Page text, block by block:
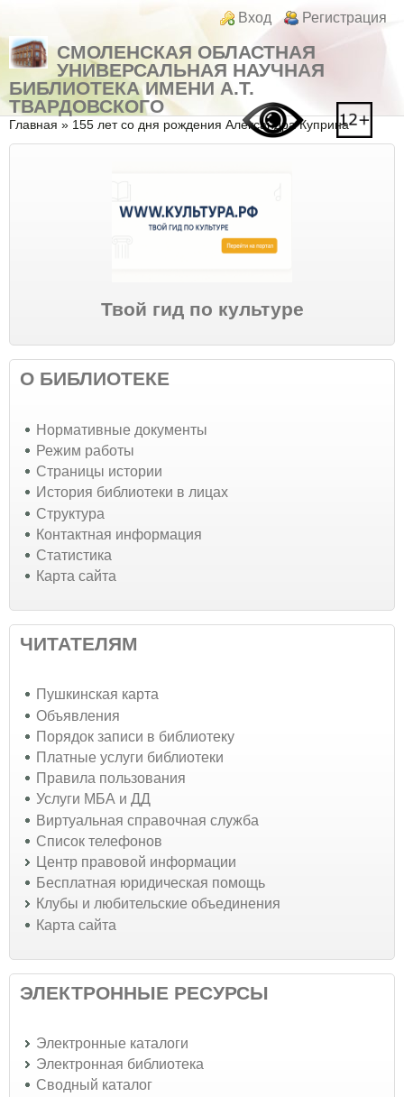
Перейти к основному содержанию
Login links
Вход Регистрация
СМОЛЕНСКАЯ ОБЛАСТНАЯ
УНИВЕРСАЛЬНАЯ НАУЧНАЯ
БИБЛИОТЕКА ИМЕНИ А.Т.
ТВАРДОВСКОГО
Вы здесь
Главная » 155 лет со дня рождения Александра Куприна
Твой гид по культуре
О БИБЛИОТЕКЕ
Нормативные документы
Режим работы
Страницы истории
История библиотеки в лицах
Структура
Контактная информация
Статистика
Карта сайта
ЧИТАТЕЛЯМ
Пушкинская карта
Объявления
Порядок записи в библиотеку
Платные услуги библиотеки
Правила пользования
Услуги МБА и ДД
Виртуальная справочная служба
Список телефонов
Центр правовой информации
Бесплатная юридическая помощь
Клубы и любительские объединения
Карта сайта
ЭЛЕКТРОННЫЕ РЕСУРСЫ
Электронные каталоги
Электронная библиотека
Сводный каталог